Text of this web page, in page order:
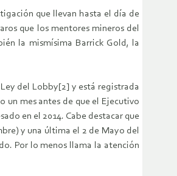
que llevan hasta el día de
que los mentores mineros del
la mismísima Barrick Gold, la
del Lobby[2] y está registrada
un mes antes de que el Ejecutivo
en el 2014. Cabe destacar que
y una última el 2 de Mayo del
Por lo menos llama la atención